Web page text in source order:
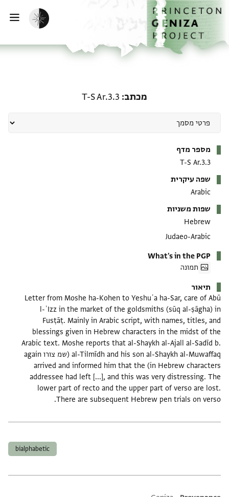
לתוכןהבית
הפעלת מצב כהה
מכתב T-S Ar.3.3
מספר מדף
T-S Ar.3.3
שפה עיקרית
Arabic
שפות משניות
Hebrew
Judaeo-Arabic
What's in the PGP
תמונה
תיאור
Letter from Moshe ha-Kohen to Yeshuʿa ha-Sar, care of Abū
l-ʿIzz in the market of the goldsmiths (sūq al-ṣāgha) in
Fusṭāṭ. Mainly in Arabic script, with names, titles, and
blessings given in Hebrew characters in the midst of the
Arabic text. Moshe reports that al-Shaykh al-Ajall al-Sadīd b.
al-Tilmīdh and his son al-Shaykh al-Muwaffaq (שמ צורו again
in Hebrew characters) arrived and informed him that the
addressee had left [...], and this was very distressing. The
lower part of recto and the upper part of verso are lost.
There are subsequent Hebrew pen trials on verso.
bialphabetic